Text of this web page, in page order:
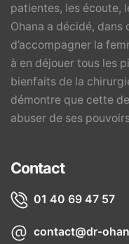
patientes, les écoute,
Ohana a décidé, dans
d’accompagner la
à en déjouer tous les
bienfaits de la
démontre que cette
abuser de ses
Contact
01 40 69 47 57
contact@dr-